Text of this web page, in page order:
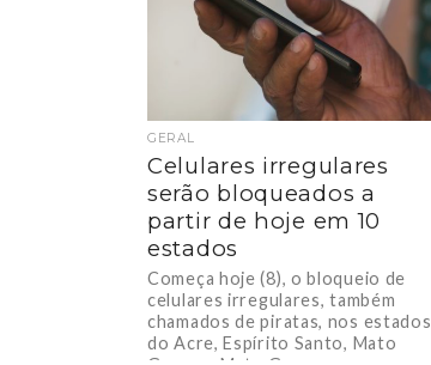
GERAL
Celulares irregulares
serão bloqueados a
partir de hoje em 10
estados
Começa hoje (8), o bloqueio de
celulares irregulares, também
chamados de piratas, nos estados
do Acre, Espírito Santo, Mato